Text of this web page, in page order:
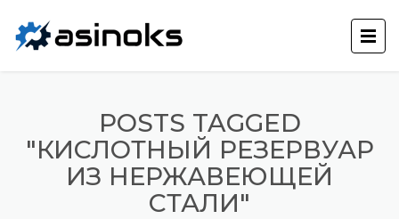
POSTS TAGGED
"КИСЛОТНЫЙ РЕЗЕРВУАР
ИЗ НЕРЖАВЕЮЩЕЙ
СТАЛИ"